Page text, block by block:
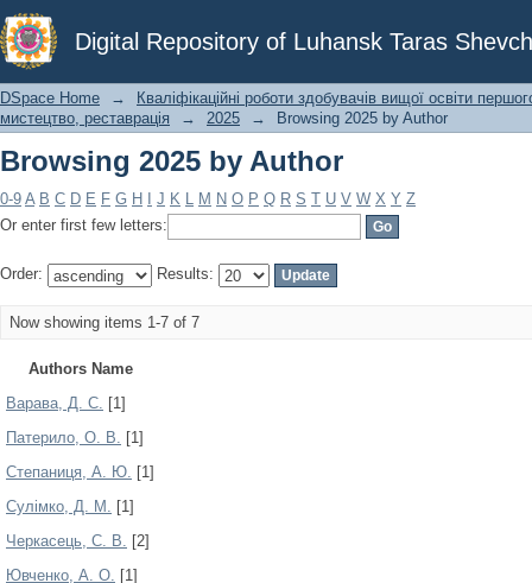
Digital Repository of Luhansk Taras
Browsing 2025 by Author
DSpace Home →
Кваліфікаційні роботи здобувачів вищої освіти
мистецтво, реставрація
→ 2025 → Browsing 2025 by Author
Browsing 2025 by Author
0-9 A B C D E F G H J K L M N O P Q R S T U V W X Y Z
Or enter first few letters:
Order: Results:
Now showing items 1-7 of 7
Authors Name
Варава, Д. С. [1]
Патерило, О. В. [1]
Степаниця, А. Ю. [1]
Сулімко, Д. М. [1]
Черкасець, С. В. [2]
Ювченко, А. О. [1]